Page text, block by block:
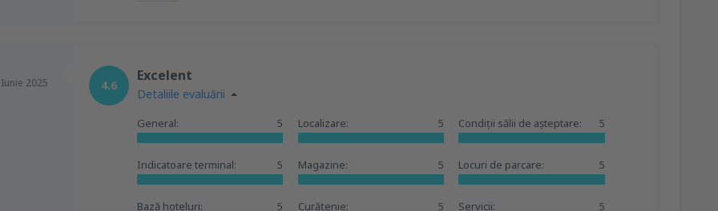
Iunie 2025 4.6
Excelent
Detaliile evaluării
General: 5 Localizare: 5 Condiții sălii de așteptare: 5
Indicatoare terminal: 5 Magazine: 5 Locuri de parcare: 5
Bază hoteluri: 5 Curățenie: 5 Servicii: 5